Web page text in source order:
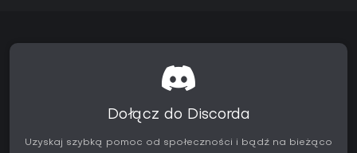
Dołącz do Discorda
Uzyskaj szybką pomoc od społeczności i bądź na bieżąco